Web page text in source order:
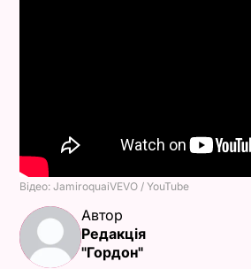
Автор
Редакція
"Гордон"